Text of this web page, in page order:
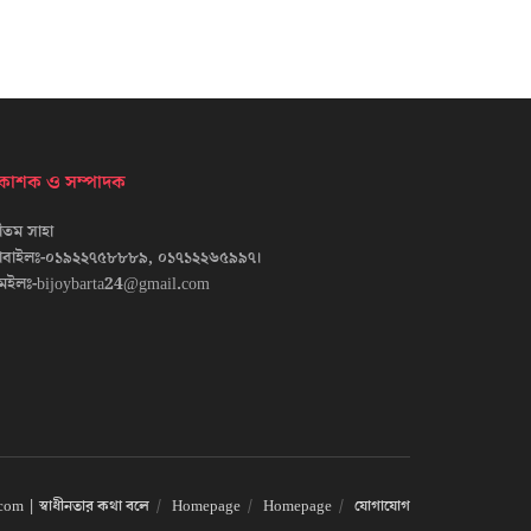
ও সম্পাদক
সাহা
০১৯২২৭৫৮৮৮৯, ০১৭১২২৬৫৯৯৭।
bijoybarta24@gmail.com
| স্বাধীনতার কথা বলে Homepage Homepage যোগাযোগ